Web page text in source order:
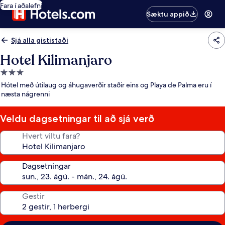
Fara í aðalefni
Sæktu appið
Sjá alla gististaði
Hotel Kilimanjaro
3.0
stjörnu
gististaður
Hótel með útilaug og áhugaverðir staðir eins og Playa de Palma eru í
næsta nágrenni
Veldu dagsetningar til að sjá verð
Hvert viltu fara?
Dagsetningar
Gestir